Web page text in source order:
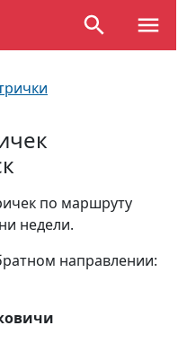
по маршруту
недели.
направлении: